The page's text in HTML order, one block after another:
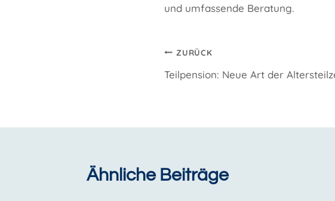
und umfassende Beratung.
Beitragsnavigation
ZURÜCK
Teilpension: Neue Art der
Ähnliche Beiträge